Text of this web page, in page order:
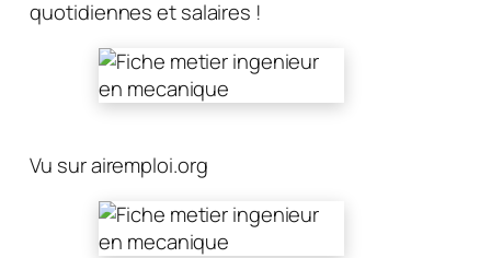
quotidiennes et salaires !
Vu sur airemploi.org